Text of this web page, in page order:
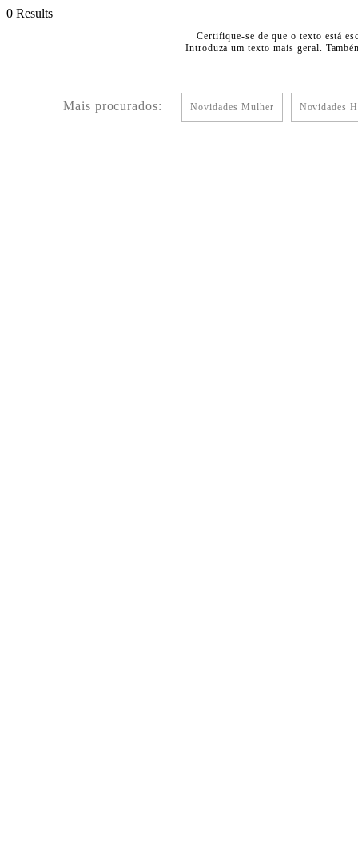
0 Results
Certifique-se de que o texto está
Introduza um texto mais geral.
Mais procurados: Novidades Mulher Novidades